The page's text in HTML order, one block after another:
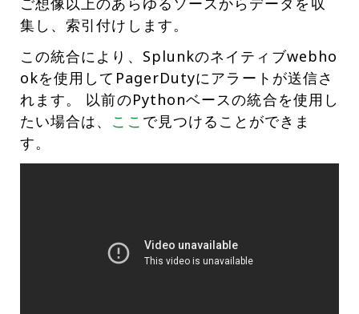
集し、索引付けします。
この統合により、Splunkのネイティブwebho
okを使用してPagerDutyにアラートが送信さ
れます。 以前のPythonベースの統合を使用し
たい場合は、 ここ で見つけることができま
す。